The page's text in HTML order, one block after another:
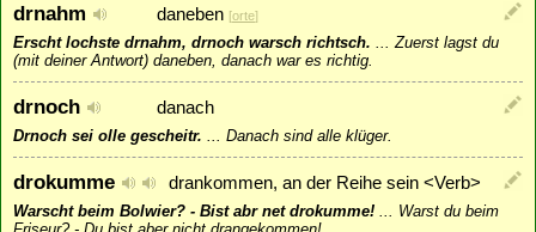
drnahm daneben [orte]
Erscht lochste drnahm, drnoch warsch richtsch. ...Zuerst lagst du
(mit deiner Antwort) daneben, danach war es richtig.
drnoch danach
Drnoch sei olle gescheitr. ... Danach sind alle klüger.
drokumme drankommen, an der Reihe sein <Verb>
Warscht beim Bolwier? - Bist abr net drokumme! ... Warst du beim